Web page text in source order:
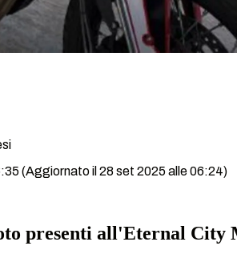
(Aggiornato il 28 set 2025 alle 06:24)
presenti all'Eternal City